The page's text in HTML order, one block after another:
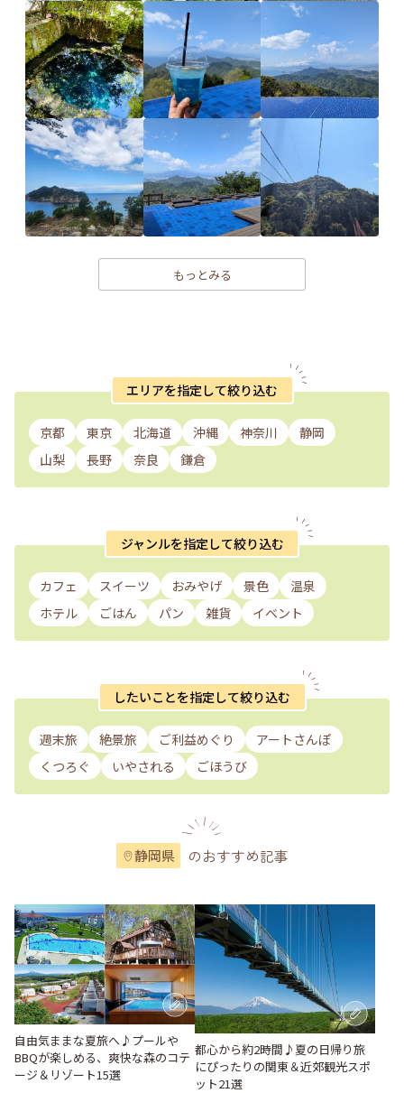
もっとみる
エリアを指定して絞り込む
京都 東京 北海道 沖縄 神奈川
静岡
山梨
長野 奈良 鎌倉
ジャンルを指定して絞り込む
カフェ スイーツ おみやげ 景色
温泉
ホテル
ごはん パン 雑貨 イベント
したいことを指定して絞り込む
週末旅 絶景旅 ご利益めぐり
アートさんぽ
くつろぐ
いやされる ごほうび
静岡県 のおすすめ記事
自由気ままな夏旅へ♪プールや
BBQが楽しめる、爽快な森のコテ
ージ＆リゾート15選
都心から約2時間♪夏の日帰り旅
にぴったりの関東＆近郊観光スポ
ット21選